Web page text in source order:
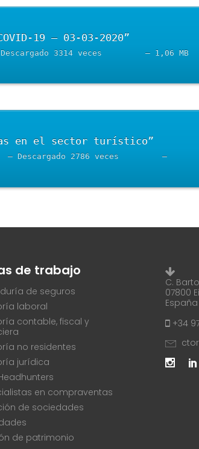
Boletin-COVID-19-C.-Torres-A.-07042020.pdf		– Descargado 3314 veces		– 1,06 MB
nueva-guiia-de-buenas-practicas-covid-19.pdf		– Descargado 2786 veces		–
de trabajo
de seguros
laboral
contable, fiscal y
no residentes
jurídica
en compraventas
de sociedades
de patrimonio
C.
07800
España
+34